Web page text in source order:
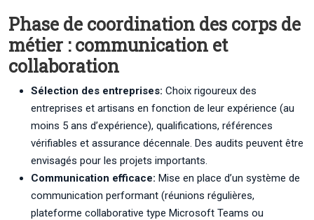
Phase de coordination des corps de
métier : communication et
collaboration
Sélection des entreprises: Choix rigoureux des
entreprises et artisans en fonction de leur expérience (au
moins 5 ans d’expérience), qualifications, références
vérifiables et assurance décennale. Des audits peuvent être
envisagés pour les projets importants.
Communication efficace: Mise en place d’un système de
communication performant (réunions régulières,
plateforme collaborative type Microsoft Teams ou